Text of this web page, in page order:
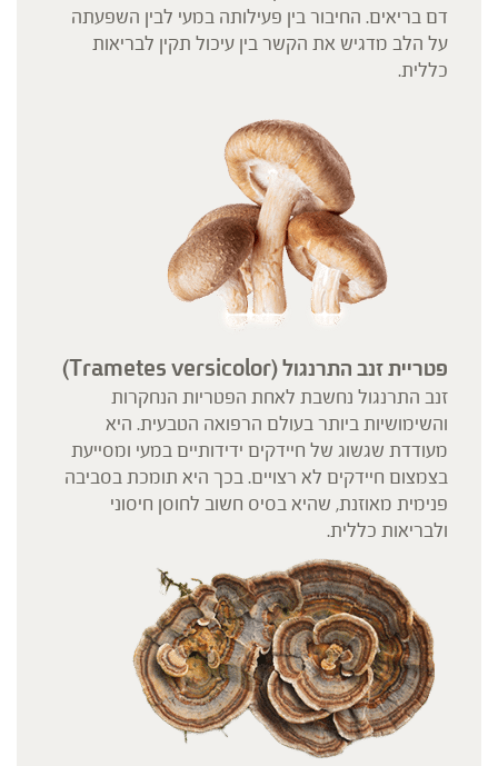
דם בריאים. החיבור בין פעילותה במעי לבין השפעתה
על הלב מדגיש את הקשר בין עיכול תקין לבריאות
כללית.
פטריית זנב התרנגול (Trametes versicolor)
זנב התרנגול נחשבת לאחת הפטריות הנחקרות
והשימושיות ביותר בעולם הרפואה הטבעית. היא
מעודדת שגשוג של חיידקים ידידותיים במעי ומסייעת
בצמצום חיידקים לא רצויים. בכך היא תומכת בסביבה
פנימית מאוזנת, שהיא בסיס חשוב לחוסן חיסוני
ולבריאות כללית.